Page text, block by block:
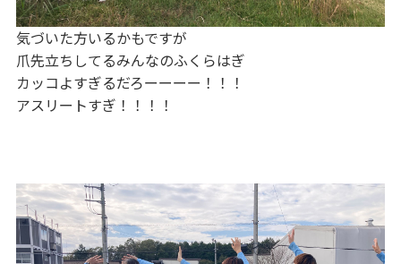
気づいた方いるかもですが
爪先立ちしてるみんなのふくらはぎ
カッコよすぎるだろーーーー！！！
アスリートすぎ！！！！